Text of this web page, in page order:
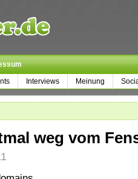
Interviews Meinung
weg vom